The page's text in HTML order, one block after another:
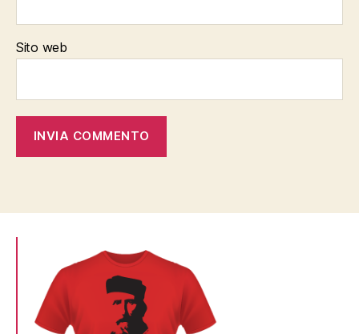
Sito web